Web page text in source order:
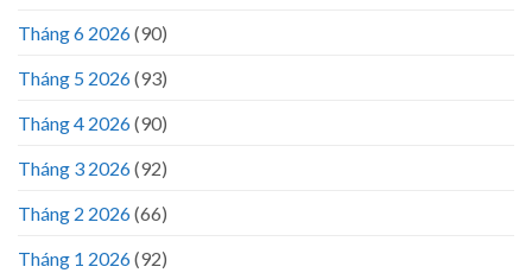
Tháng 6 2026(90)
Tháng 5 2026(93)
Tháng 4 2026(90)
Tháng 3 2026(92)
Tháng 2 2026(66)
Tháng 1 2026(92)